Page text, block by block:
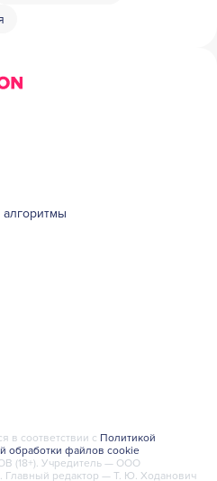
алгоритмы
в соответствии с Политикой
обработки файлов cookie
(18+). Учредитель — ООО
Главный редактор — Т. Ю. Ходанович